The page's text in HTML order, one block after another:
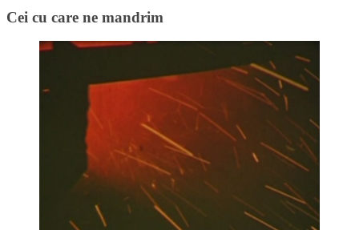
Cei cu care ne mandrim